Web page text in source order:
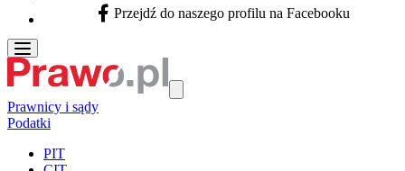
Facebook - otwiera się w nowej karcie
Przejdź do naszego profilu na Facebooku
Prawnicy i sądy
Podatki
PIT